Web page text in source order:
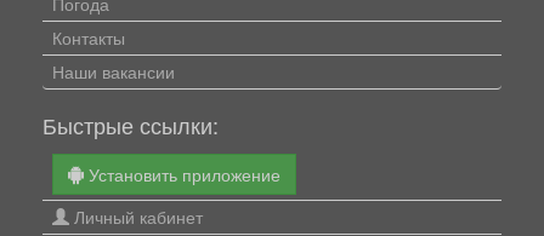
Контакты
Наши вакансии
Быстрые ссылки:
Установить приложение
Личный кабинет